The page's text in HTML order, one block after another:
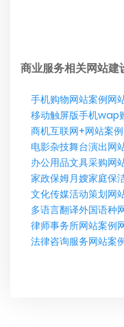
商业服务相关网站建
手机购物网站案例网
移动触屏版手机wap
商机互联网+网站案
电影杂技舞台演出网
办公用品文具采购网
家政保姆月嫂家庭保
文化传媒活动策划网
多语言翻译外国语种
律师事务所网站案例
法律咨询服务网站案